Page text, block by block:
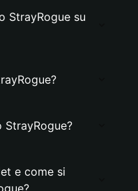
StrayRogue su
e come si